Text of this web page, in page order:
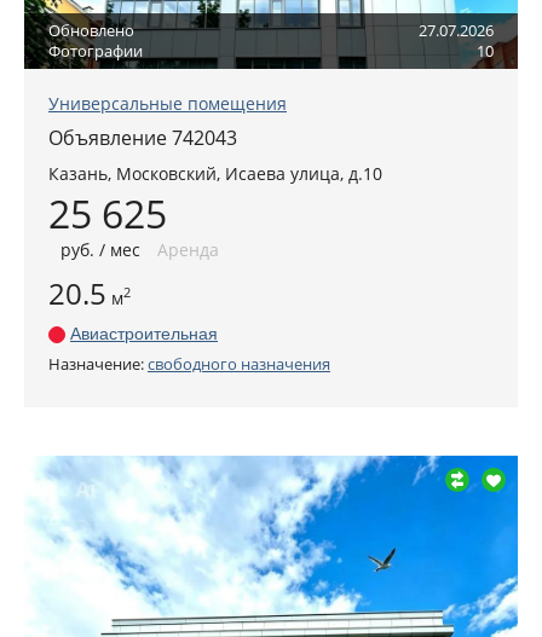
Обновлено
27.07.2026
Фотографии
10
Универсальные помещения
Объявление 742043
Казань, Московский, Исаева улица, д.10
25 625
руб. / мес Аренда
20.5 м2
Авиастроительная
Назначение:свободного назначения